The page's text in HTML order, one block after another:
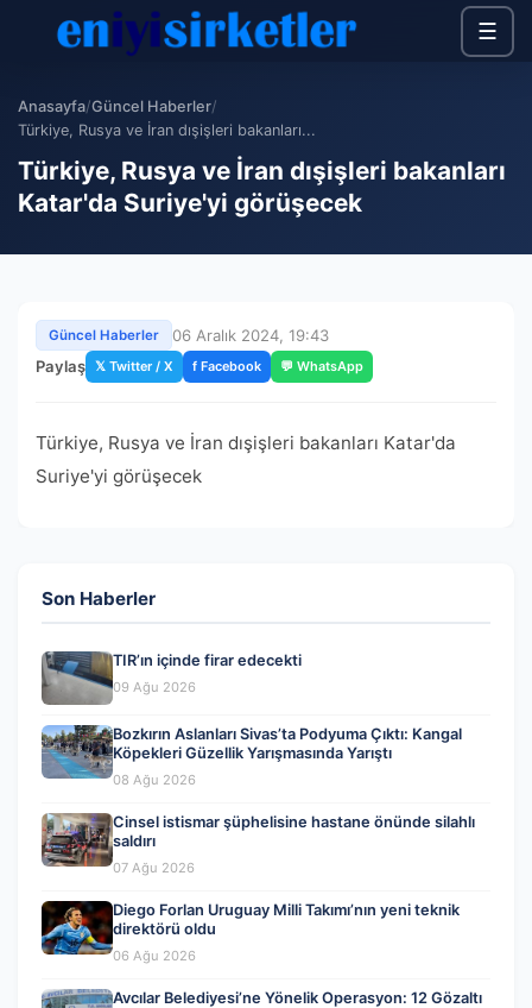
☰
Anasayfa/Güncel Haberler/
Türkiye, Rusya ve İran dışişleri bakanları...
Türkiye, Rusya ve İran dışişleri bakanları
Katar'da Suriye'yi görüşecek
Güncel Haberler
06 Aralık 2024, 19:43
Paylaş 𝕏 Twitter / X f Facebook 💬 WhatsApp
Türkiye, Rusya ve İran dışişleri bakanları Katar'da
Suriye'yi görüşecek
Son Haberler
TIR’ın içinde firar edecekti
09 Ağu 2026
Bozkırın Aslanları Sivas’ta Podyuma Çıktı: Kangal
Köpekleri Güzellik Yarışmasında Yarıştı
08 Ağu 2026
Cinsel istismar şüphelisine hastane önünde silahlı
saldırı
07 Ağu 2026
Diego Forlan Uruguay Milli Takımı’nın yeni teknik
direktörü oldu
06 Ağu 2026
Avcılar Belediyesi’ne Yönelik Operasyon: 12 Gözaltı